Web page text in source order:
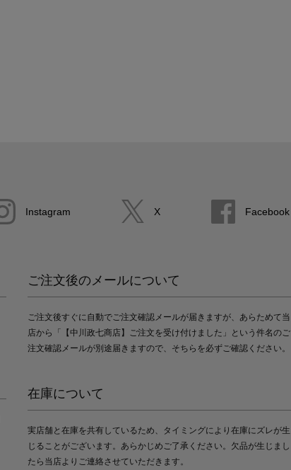
Instagram X Facebook
ご注文後のメールについて
ご注文後すぐに自動でご注文確認メールが届きますが、あらためて当
店から「【中川政七商店】ご注文を受け付けました」という件名のご
注文確認メールが別途届きますので、そちらを必ずご確認ください。
在庫について
実店舗と在庫を共有しているため、タイミングにより在庫にズレが生
じることがございます。あらかじめご了承ください。欠品が生じまし
たら当店よりご連絡させていただきます。